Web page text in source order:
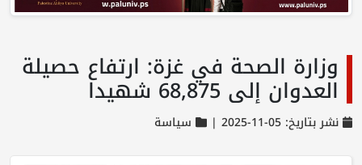
وزارة الصحة في غزة: ارتفاع حصيلة
العدوان إلى 68,875 شهيدا
نشر بتاريخ: 05-11-2025 | سياسة